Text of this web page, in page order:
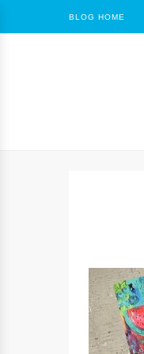
BLOG HOME